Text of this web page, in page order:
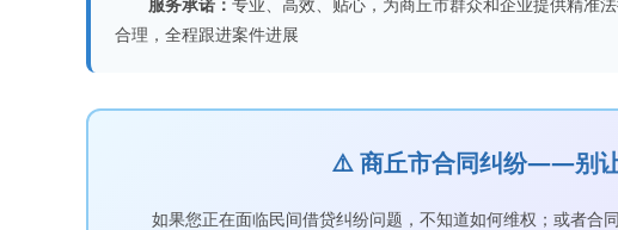
合理，全程跟进案件进展
⚠️ 商丘市合同纠纷——别让
如果您正在面临民间借贷纠纷问题，不知道如何维权；或者合